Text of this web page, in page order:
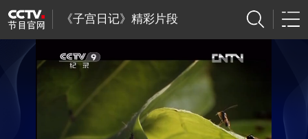
《子宫日记》精彩片段